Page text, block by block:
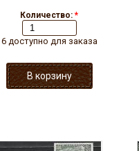
Количество: *
6 доступно для заказа